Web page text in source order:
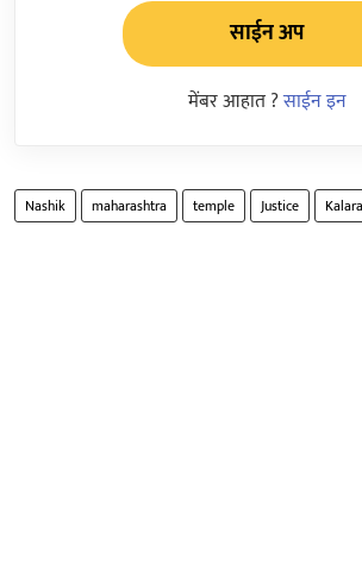
साईन अप
मेंबर आहात ?साईन इन
Nashik maharashtra temple Justice